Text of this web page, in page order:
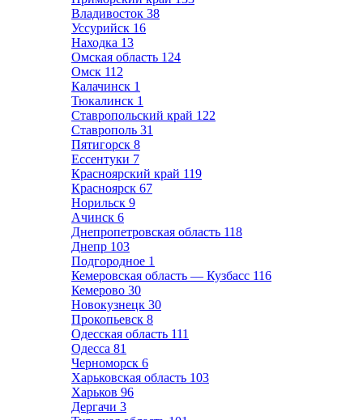
Владивосток 38
Уссурийск 16
Находка 13
Омская область 124
Омск 112
Калачинск 1
Тюкалинск 1
Ставропольский край 122
Ставрополь 31
Пятигорск 8
Ессентуки 7
Красноярский край 119
Красноярск 67
Норильск 9
Ачинск 6
Днепропетровская область 118
Днепр 103
Подгородное 1
Кемеровская область — Кузбасс 116
Кемерово 30
Новокузнецк 30
Прокопьевск 8
Одесская область 111
Одесса 81
Черноморск 6
Харьковская область 103
Харьков 96
Дергачи 3